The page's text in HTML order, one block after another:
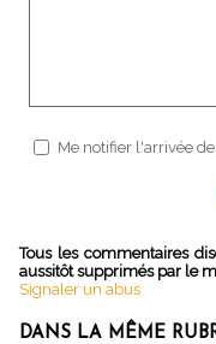
Me notifier l'arrivée
Tous les commentaires
aussitôt supprimés par le
Signaler un abus
DANS LA MÊME